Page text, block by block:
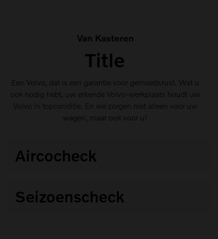
Van Kasteren
Title
Een Volvo, dat is een garantie voor gemoedsrust. Wat u
ook nodig hebt, uw erkende Volvo-werkplaats houdt uw
Volvo in topconditie. En we zorgen niet alleen voor uw
wagen, maar ook voor u!
Aircocheck
voor ow comfort
Seizoenscheck